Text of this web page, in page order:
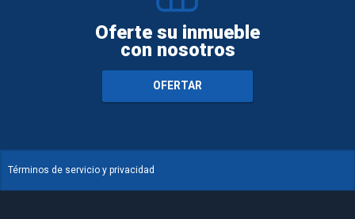
Oferte su inmueble
con nosotros
OFERTAR
Términos de servicio y privacidad